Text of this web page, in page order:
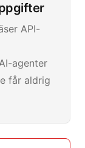
API-
agenter
får aldrig